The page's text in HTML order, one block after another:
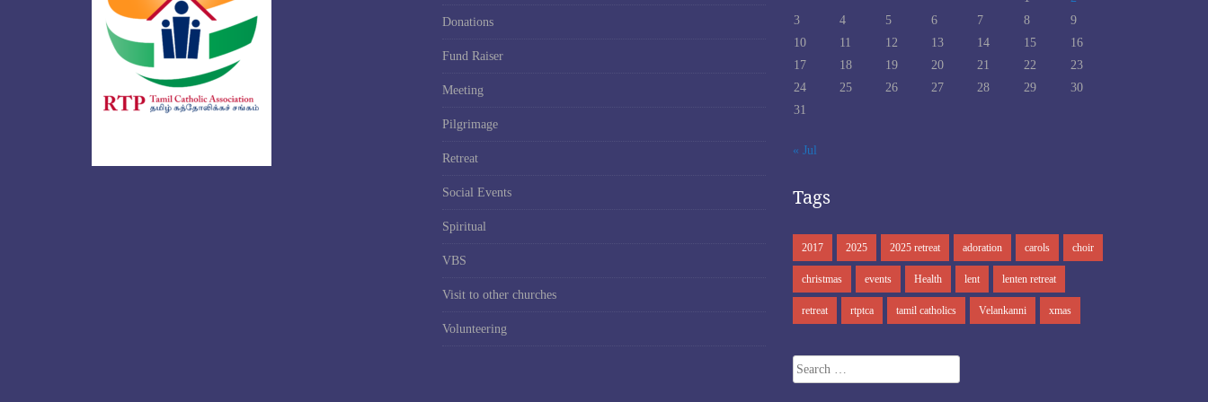
Donations
Fund Raiser
Meeting
Pilgrimage
Retreat
Social Events
Spiritual
VBS
Visit to other churches
Volunteering
3
4 5 6 7 8
9
10
11 12 13 14 15
16
17
18 19 20 21 22
23
24
25 26 27 28 29
30
31
« Jul
Tags
2017 2025 2025 retreat adoration carols choir
christmas events Health lent lenten retreat
retreat rtptca tamil catholics Velankanni xmas
Search
for: